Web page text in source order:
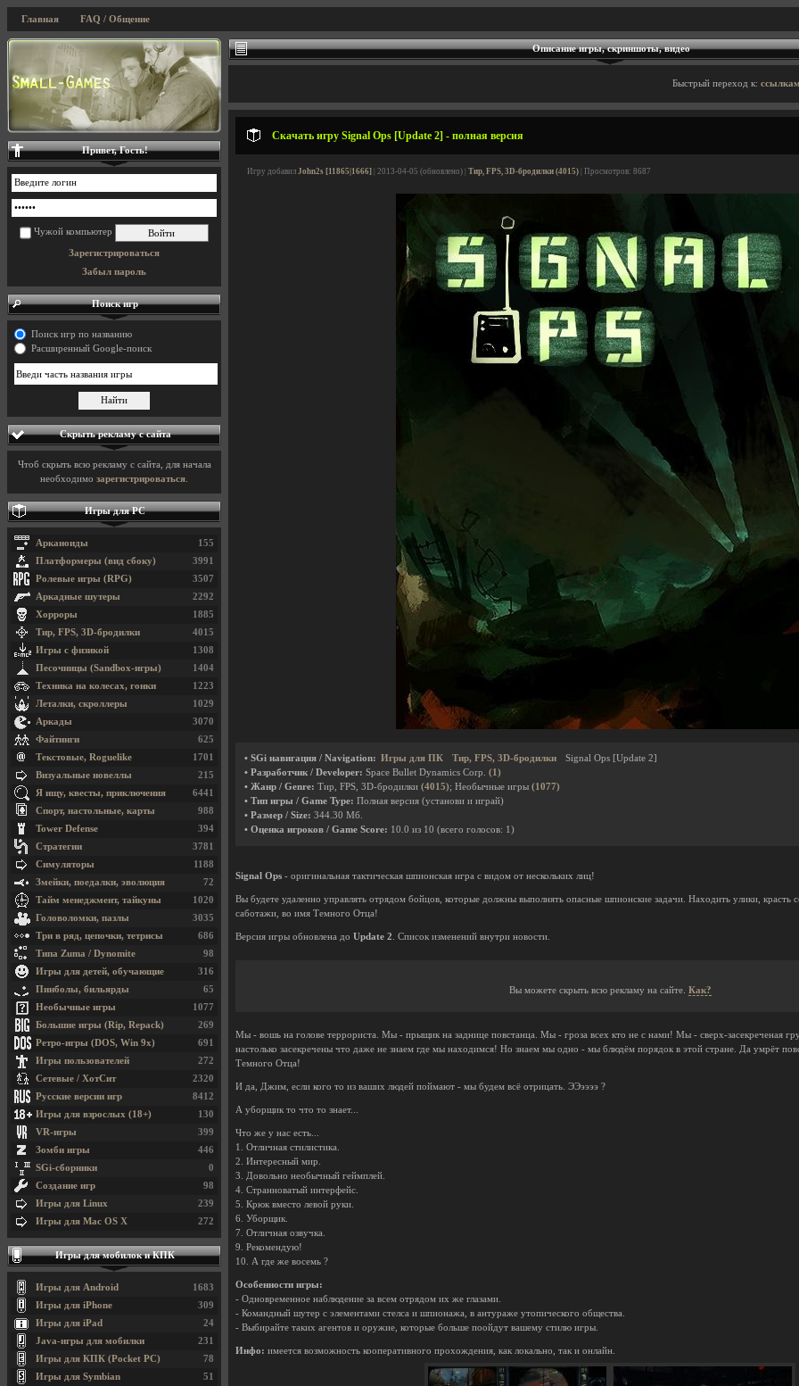
Главная FAQ / Общение
Описание игры, скриншоты, видео
Быстрый переход к:
Скачать игру Signal Ops [Update 2] - полная версия
Игру добавил John2s [11865|1666] | 2013-04-05 (обновлено) | Тир, FPS, 3D-бродилки (4015) | Просмотров: 8687
• SGi навигация / Navigation: Игры для ПК Тир, FPS, 3D-бродилки
Signal Ops [Update 2]
• Разработчик / Developer: Space Bullet Dynamics Corp. (1)
• Жанр / Genre: Тир, FPS, 3D-бродилки (4015); Необычные игры (1077)
• Тип игры / Game Type: Полная версия (установи и играй)
• Размер / Size: 344.30 Мб.
• Оценка игроков / Game Score: 10.0 из 10 (всего голосов: 1 )
Signal Ops - оригинальная тактическая шпионская игра с видом от нескольких лиц!
Вы будете удаленно управлять отрядом бойцов, которые должны выполнять опасные шпионские задачи. Находить улики, красть
саботажи, во имя Темного Отца!
Версия игры обновлена до Update 2 . Список изменений внутри новости.
Вы можете скрыть всю рекламу на сайте. Как?
Мы - вошь на голове террориста. Мы - прыщик на заднице повстанца. Мы - гроза всех кто не с нами! Мы - сверх-засекреченая
настолько засекречены что даже не знаем где мы находимся! Но знаем мы одно - мы блюдём порядок в этой стране. Да умрёт
Темного Отца!
И да, Джим, если кого то из ваших людей поймают - мы будем всё отрицать. ЭЭээээ ?
А уборщик то что то знает...
Что же у нас есть...
1. Отличная стилистика.
2. Интересный мир.
3. Довольно необычный геймплей.
4. Странноватый интерфейс.
5. Крюк вместо левой руки.
6. Уборщик.
7. Отличная озвучка.
9. Рекомендую!
10. А где же восемь ?
Особенности игры:
- Одновременное наблюдение за всем отрядом их же глазами.
- Командный шутер с элементами стелса и шпионажа, в антураже утопического общества.
- Выбирайте таких агентов и оружие, которые больше поойдут вашему стилю игры.
Инфо: имеется возможность кооперативного прохождения, как локально, так и онлайн.
Привет, Гость!
Чужой компьютер
Зарегистрироваться
Забыл пароль
Поиск игр
Поиск игр по названию
Расширенный Google-поиск
Скрыть рекламу с сайта
Чтоб скрыть всю рекламу с сайта, для начала
необходимо зарегистрироваться
Игры для PC
155
Арканоиды
3991
Платформеры (вид сбоку)
3507
Ролевые игры (RPG)
2292
Аркадные шутеры
1885
Хорроры
4015
Тир, FPS, 3D-бродилки
1308
Игры с физикой
1404
Песочницы (Sandbox-игры)
1223
Техника на колесах, гонки
1029
Леталки, скроллеры
3070
Аркады
625
Файтинги
1701
Текстовые, Roguelike
215
Визуальные новеллы
6441
Я ищу, квесты, приключения
988
Спорт, настольные, карты
394
Tower Defense
3781
Стратегии
1188
Симуляторы
72
Змейки, поедалки, эволюция
1020
Тайм менеджмент, тайкуны
3035
Головоломки, пазлы
686
Три в ряд, цепочки, тетрисы
98
Типа Zuma / Dynomite
316
Игры для детей, обучающие
65
Пинболы, бильярды
1077
Необычные игры
269
Большие игры (Rip, Repack)
691
Ретро-игры (DOS, Win 9x)
272
Игры пользователей
2320
Сетевые / ХотСит
8412
Русские версии игр
130
Игры для взрослых (18+)
399
VR-игры
446
Зомби игры
0
SGi-сборники
98
Создание игр
239
Игры для Linux
272
Игры для Mac OS X
Игры для мобилок и КПК
1683
Игры для Android
309
Игры для iPhone
24
Игры для iPad
231
Java-игры для мобилки
78
Игры для КПК (Pocket PC)
51
Игры для Symbian